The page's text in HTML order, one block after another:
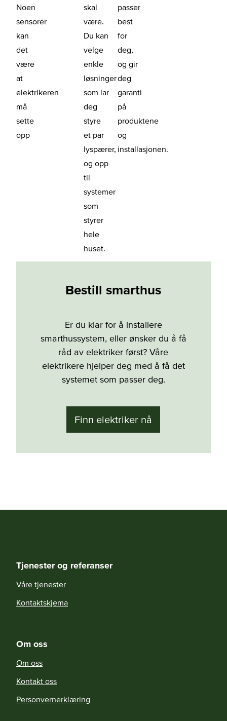
Noen
sensorer
kan
det
være
at
elektrikeren
må
sette
opp
skal
være.
Du kan
velge
enkle
løsninger
som lar
deg
styre
et par
lyspærer,
og opp
til
systemer
som
styrer
hele
huset.
passer
best
for
deg,
og gir
deg
garanti
på
produktene
og
installasjonen.
Bestill smarthus
Er du klar for å installere
smarthussystem, eller ønsker du å få
råd av elektriker først? Våre
elektrikere hjelper deg med å få det
systemet som passer deg.
Finn elektriker nå
Tjenester og referanser
Våre tjenester
Kontaktskjema
Om oss
Om oss
Kontakt oss
Personvernerklæring